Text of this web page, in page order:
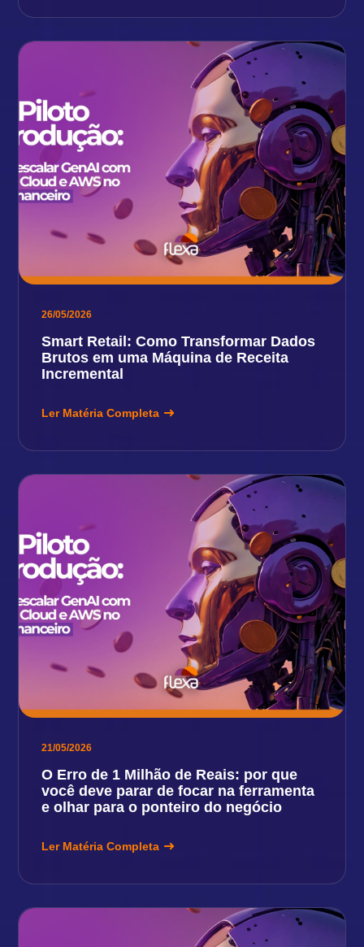
26/05/2026
Smart Retail: Como Transformar Dados
Brutos em uma Máquina de Receita
Incremental
Ler Matéria Completa
21/05/2026
O Erro de 1 Milhão de Reais: por que
você deve parar de focar na ferramenta
e olhar para o ponteiro do negócio
Ler Matéria Completa